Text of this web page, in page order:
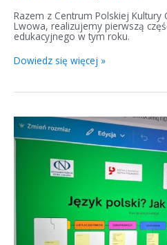
Razem z Centrum Polskiej Kultury
Lwowa, realizujemy pierwszą
edukacyjnego w tym roku.
Dowiedz się więcej »
Kolonie
w
kraju